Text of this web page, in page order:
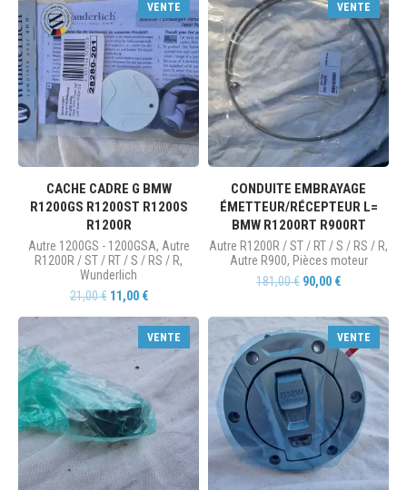
VENTE
CACHE CADRE G BMW
R1200GS R1200ST R1200S
R1200R
Autre 1200GS - 1200GSA, Autre
R1200R / ST / RT / S / RS / R,
Wunderlich
21,00€ 11,00 €
VENTE
CONDUITE EMBRAYAGE
ÉMETTEUR/RÉCEPTEUR L=
BMW R1200RT R900RT
Autre R1200R / ST / RT / S / RS / R,
Autre R900, Pièces moteur
181,00€ 90,00 €
VENTE VENTE